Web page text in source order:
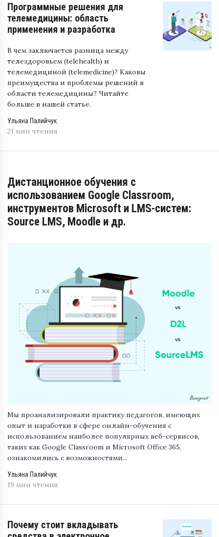
Программные решения для
телемедицины: область
применения и разработка
В чем заключается разница между
телездоровьем (telehealth) и
телемедициной (telemedicine)? Каковы
преимущества и проблемы решений в
области телемедицины? Читайте
больше в нашей статье.
Ульяна Палийчук
21 мин чтения
Дистанционное обучения с
использованием Google Classroom,
инструментов Microsoft и LMS-систем:
Source LMS, Moodle и др.
Мы проанализировали практику педагогов, имеющих
опыт и наработки в сфере онлайн-обучения с
использованием наиболее популярных веб-сервисов,
таких как Google Classroom и Microsoft Office 365,
ознакомились с возможностями...
Ульяна Палийчук
19 мин чтения
Почему стоит вкладывать